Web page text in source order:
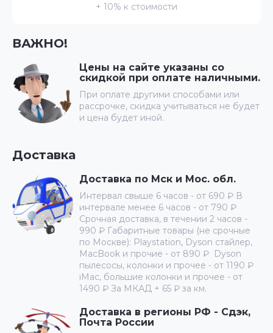
ВАЖНО!
Цены на сайте указаны со
скидкой при оплате наличными.
При оплате другими способами или
рассрочке, скидка учитываться не будет
и цена будет иной.
+ 10% к стоимости
Доставка
Доставка по Мск и Мос. обл.
Интервал свыше 6 часов - от 690 ₽ В
интервале менее 6 часов - от 790 ₽
Срочная доставка, в течении 2 часов -
990 ₽ Габаритные товары (не срочные
по Москве): Playstation, Dyson стайлер,
MacBook и прочие - от 890 ₽ Dyson
пылесосы, колонки и прочее - от 1190 ₽
iMac, большие колонки и прочее - от
1490 ₽ За МКАД + 65 ₽ за км.
Доставка в регионы РФ - Сдэк,
Почта России